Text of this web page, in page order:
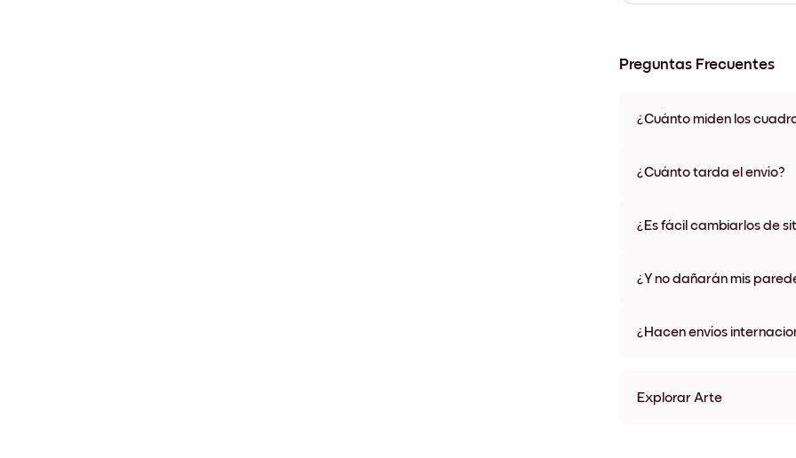
Preguntas Frecuentes
¿Cuánto miden los
colores de marco, incluidas
¿Cuánto tarda el envío?
algunos países. Te
¿Es fácil cambiarlos de
¿Y no dañarán mis
¿Hacen envíos
Explorar Arte